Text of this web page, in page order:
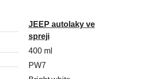
JEEP autolaky ve
spreji
400 ml
PW7